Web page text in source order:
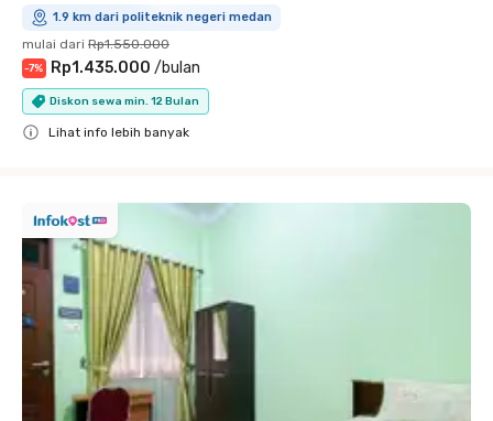
1.9 km dari politeknik negeri medan
mulai dari Rp1.550.000
-7% Rp1.435.000 /bulan
Diskon sewa min. 12 Bulan
Lihat info lebih banyak